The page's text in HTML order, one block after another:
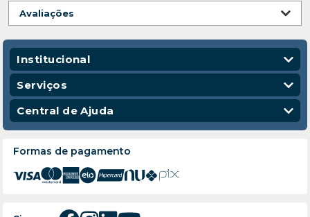
Avaliações
Institucional
Quem Somos
Nossas Lojas
Código de Conduta
Serviços
Vendas Corporativas
Entregas
Central de Ajuda
Política de Privacidade
Política de Troca e Devolução
Política de Frete e Entrega
Atendimento
Formas de pagamento